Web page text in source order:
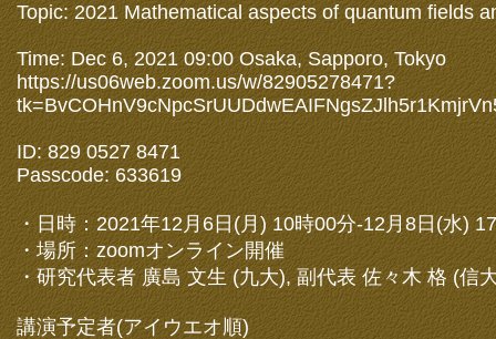
Topic: 2021 Mathematical aspects of quantum fields
Time: Dec 6, 2021 09:00 Osaka, Sapporo, Tokyo
https://us06web.zoom.us/w/82905278471?
ID: 829 0527 8471
Passcode: 633619
・日時：2021年12月6日(月) 10時00分-12月8日(水)
・場所：zoomオンライン開催
・研究代表者 廣島 文生 (九大), 副代表 佐々木 格 (信
講演予定者(アイウエオ順)